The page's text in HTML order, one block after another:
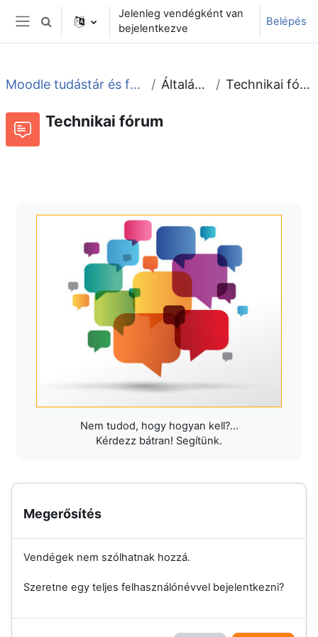
Tovább a fő tartalomhoz
Oldalpanel
Keresési bemeneti adatok váltása
Jelenleg vendégként van
bejelentkezve
Belépés
Moodle tudástár és fórum Általános Technikai fórum
Technikai fórum
Nem tudod, hogy hogyan kell?...
Kérdezz bátran! Segítünk.
Megerősítés
Vendégek nem szólhatnak hozzá.
Szeretne egy teljes felhasználónévvel bejelentkezni?